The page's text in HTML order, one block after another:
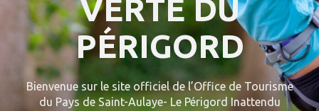
VERTE DU
PÉRIGORD
Bienvenue sur le site officiel de l’Office de Tourisme
du Pays de Saint-Aulaye- Le Périgord Inattendu